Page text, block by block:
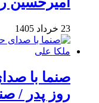
23 خرداد 1405
صنما با
روز پدر /